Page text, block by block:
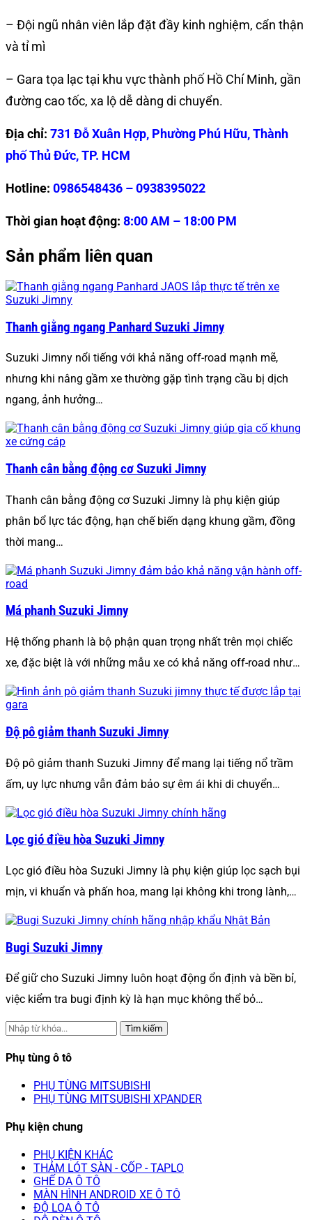
– Đội ngũ nhân viên lắp đặt đầy kinh nghiệm, cẩn thận
và tỉ mì
– Gara tọa lạc tại khu vực thành phố Hồ Chí Minh, gần
đường cao tốc, xa lộ dễ dàng di chuyển.
Địa chỉ: 731 Đỗ Xuân Hợp, Phường Phú Hữu, Thành
phố Thủ Đức, TP. HCM
Hotline: 0986548436 – 0938395022
Thời gian hoạt động: 8:00 AM – 18:00 PM
Sản phẩm liên quan
Thanh giằng ngang Panhard Suzuki Jimny
Suzuki Jimny nổi tiếng với khả năng off-road mạnh mẽ,
nhưng khi nâng gầm xe thường gặp tình trạng cầu bị dịch
ngang, ảnh hưởng…
Thanh cân bằng động cơ Suzuki Jimny
Thanh cân bằng động cơ Suzuki Jimny là phụ kiện giúp
phân bổ lực tác động, hạn chế biến dạng khung gầm, đồng
thời mang…
Má phanh Suzuki Jimny
Hệ thống phanh là bộ phận quan trọng nhất trên mọi chiếc
xe, đặc biệt là với những mẫu xe có khả năng off-road như…
Độ pô giảm thanh Suzuki Jimny
Độ pô giảm thanh Suzuki Jimny để mang lại tiếng nổ trầm
ấm, uy lực nhưng vẫn đảm bảo sự êm ái khi di chuyển…
Lọc gió điều hòa Suzuki Jimny
Lọc gió điều hòa Suzuki Jimny là phụ kiện giúp lọc sạch bụi
mịn, vi khuẩn và phấn hoa, mang lại không khi trong lành,…
Bugi Suzuki Jimny
Để giữ cho Suzuki Jimny luôn hoạt động ổn định và bền bỉ,
việc kiểm tra bugi định kỳ là hạn mục không thể bỏ…
Tìm kiếm
Phụ tùng ô tô
PHỤ TÙNG MITSUBISHI
PHỤ TÙNG MITSUBISHI XPANDER
Phụ kiện chung
PHỤ KIỆN KHÁC
THẢM LÓT SÀN - CỐP - TAPLO
GHẾ DA Ô TÔ
MÀN HÌNH ANDROID XE Ô TÔ
ĐỘ LOA Ô TÔ